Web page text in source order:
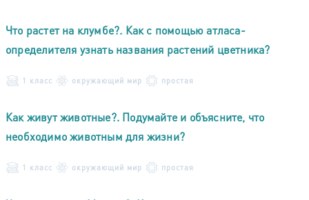
Что растет на клумбе?. Как с помощью атласа-
определителя узнать названия растений цветника?
1 класс окружающий мир простая
Как живут животные?. Подумайте и объясните, что
необходимо животным для жизни?
1 класс окружающий мир простая